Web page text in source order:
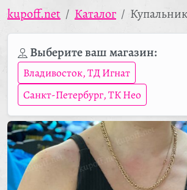
kupoff.net Каталог
Выберите ваш магазин:
Владивосток, ТД Игнат
Санкт-Петербург, ТК Нео